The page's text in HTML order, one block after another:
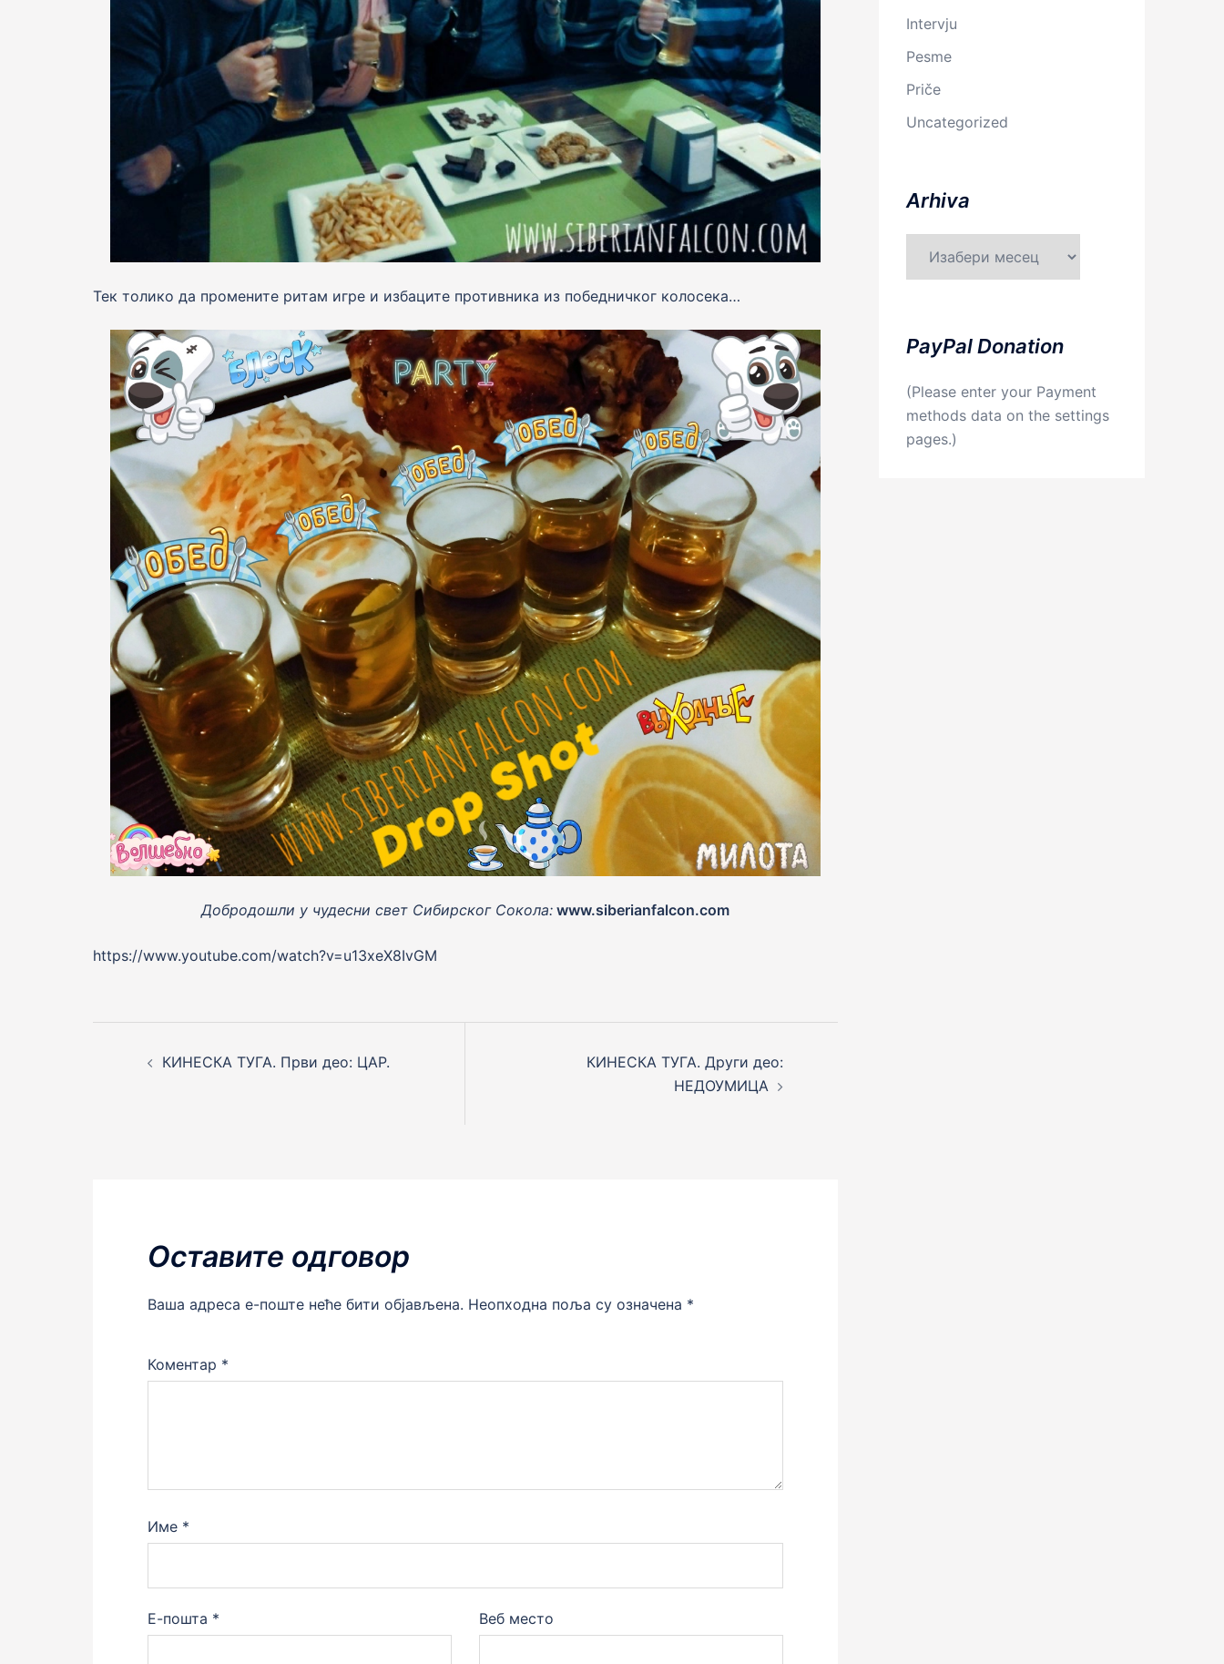
Тек толико да промените ритам игре и избаците противника из победничког колосека…
Добродошли у чудесни свет Сибирског Сокола:www.siberianfalcon.com
https://www.youtube.com/watch?v=u13xeX8IvGM
navigation
КИНЕСКА ТУГА. Први део: ЦАР.
КИНЕСКА ТУГА. Други део:
НЕДОУМИЦА
Оставите одговор
Ваша адреса е-поште неће бити објављена. Неопходна поља су означена *
Коментар *
Име *
Е-пошта * Веб место
Intervju
Pesme
Priče
Uncategorized
Arhiva
PayPal Donation
(Please enter your Payment
methods data on the settings
pages.)